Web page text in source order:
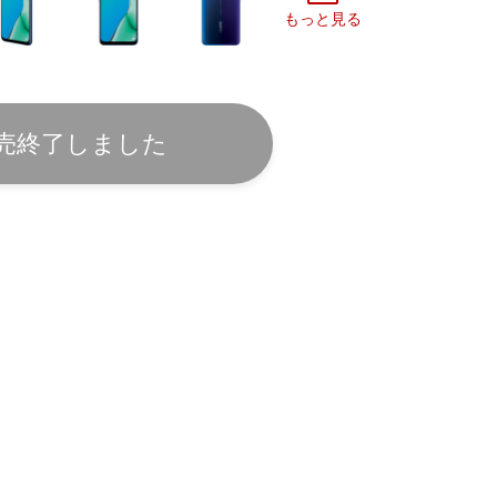
もっと見る
終了しました